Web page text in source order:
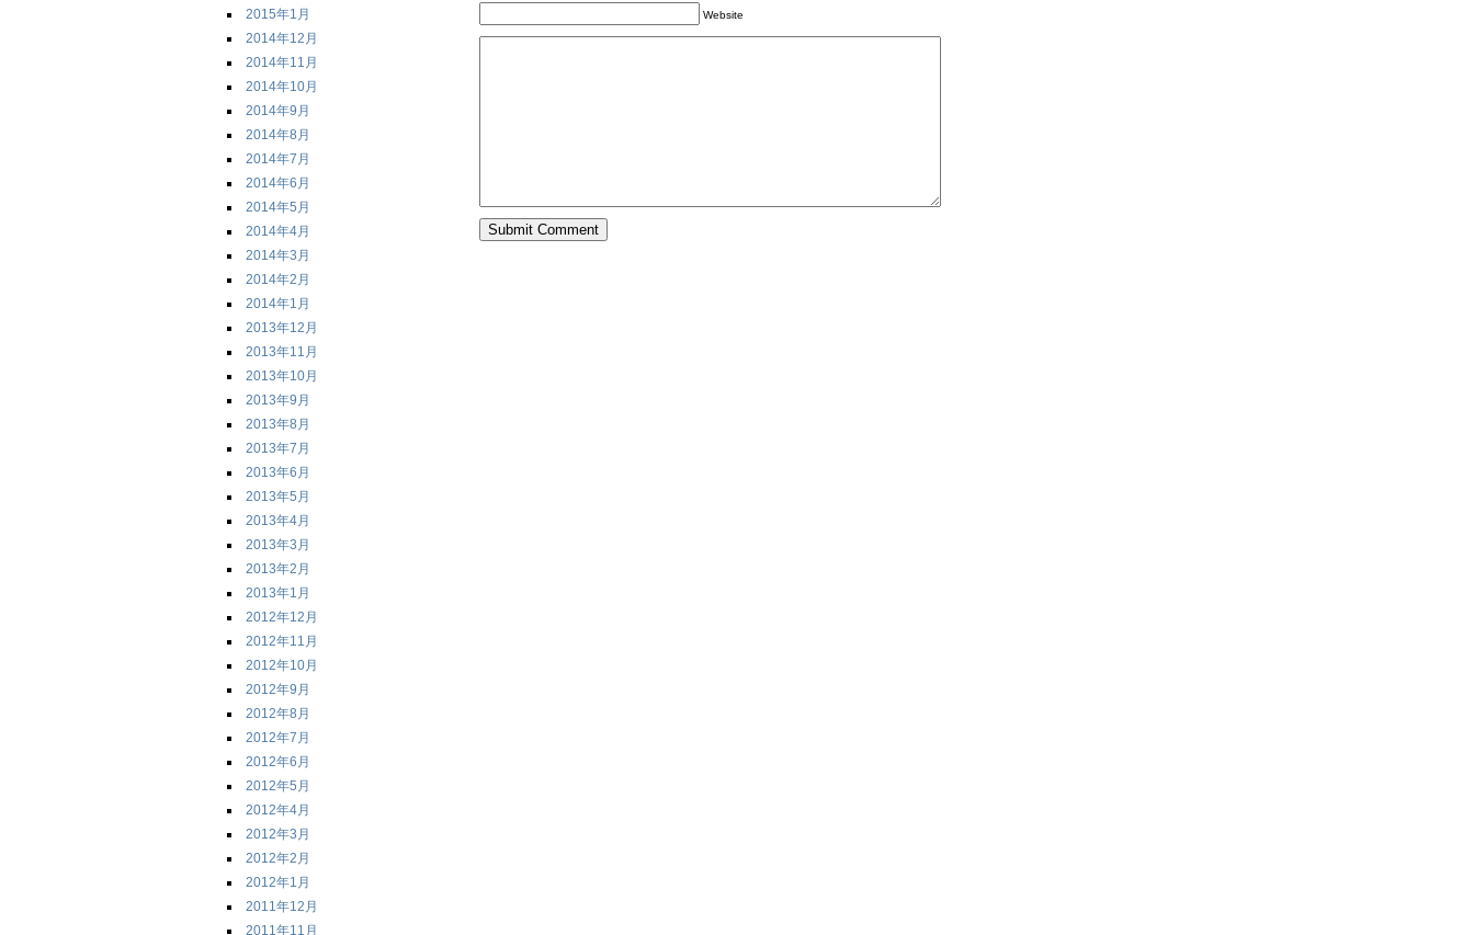
2015年1月
2014年12月
2014年11月
2014年10月
2014年9月
2014年8月
2014年7月
2014年6月
2014年5月
2014年4月
2014年3月
2014年2月
2014年1月
2013年12月
2013年11月
2013年10月
2013年9月
2013年8月
2013年7月
2013年6月
2013年5月
2013年4月
2013年3月
2013年2月
2013年1月
2012年12月
2012年11月
2012年10月
2012年9月
2012年8月
2012年7月
2012年6月
2012年5月
2012年4月
2012年3月
2012年2月
2012年1月
2011年12月
2011年11月
Website